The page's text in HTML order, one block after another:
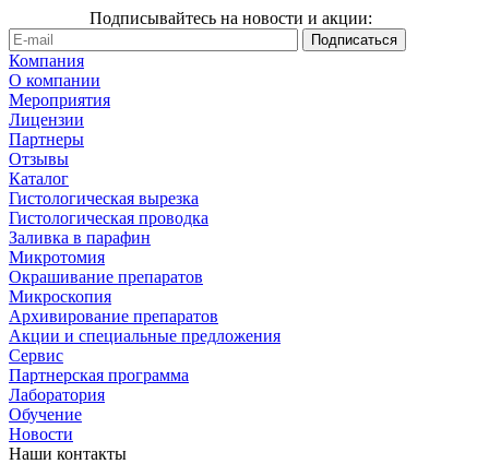
Подписывайтесь на новости и акции:
Компания
О компании
Мероприятия
Лицензии
Партнеры
Отзывы
Каталог
Гистологическая вырезка
Гистологическая проводка
Заливка в парафин
Микротомия
Окрашивание препаратов
Микроскопия
Архивирование препаратов
Акции и специальные предложения
Сервис
Партнерская программа
Лаборатория
Обучение
Новости
Наши контакты